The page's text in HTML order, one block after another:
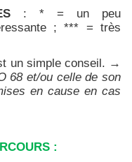
: * = un peu
; *** = très
un simple conseil. →
68 et/ou celle de son
en cause en cas
: